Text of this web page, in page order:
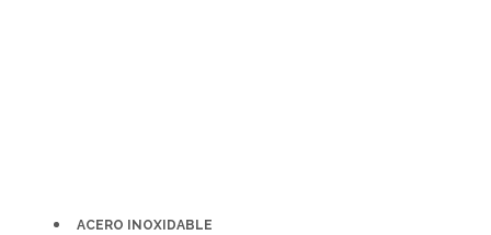
ACERO INOXIDABLE